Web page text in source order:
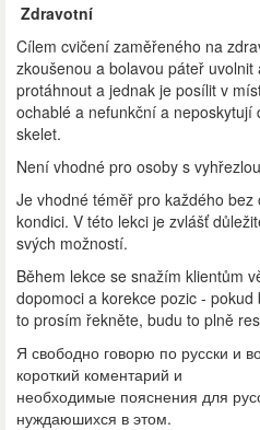
Zdravotní
Cílem cvičení zaměřeného na
zkoušenou a bolavou páteř
protáhnout a jednak je posílit v
ochablé a nefunkční a
skelet.
Není vhodné pro osoby s
Je vhodné téměř pro každého
kondici. V této lekci je zvlášť
svých možností.
Během lekce se snažím klientům
dopomoci a korekce pozic -
to prosím řekněte, budu to plně
Я свободно говорю по русски и
короткий коментарий и
необходимые пояснения для
нуждаюшихся в этом.